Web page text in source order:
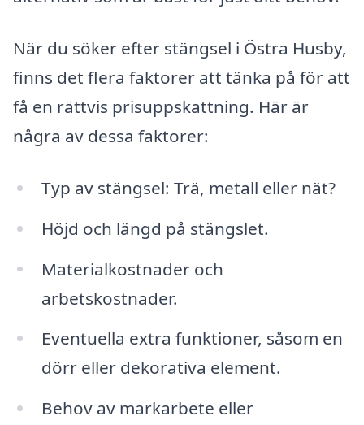
När du söker efter stängsel i Östra Husby,
finns det flera faktorer att tänka på för att
få en rättvis prisuppskattning. Här är
några av dessa faktorer:
Typ av stängsel: Trä, metall eller nät?
Höjd och längd på stängslet.
Materialkostnader och
arbetskostnader.
Eventuella extra funktioner, såsom en
dörr eller dekorativa element.
Behov av markarbete eller